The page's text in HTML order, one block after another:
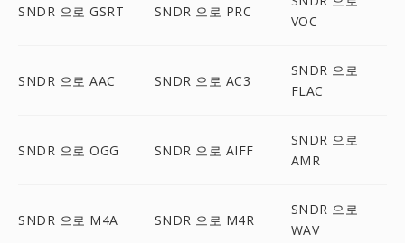
SNDR 으로 GSRT SNDR 으로 PRC
VOC
SNDR 으로 AAC SNDR 으로 AC3
SNDR 으로
FLAC
SNDR 으로 OGG SNDR 으로 AIFF
SNDR 으로
AMR
SNDR 으로 M4A SNDR 으로 M4R
SNDR 으로
WAV